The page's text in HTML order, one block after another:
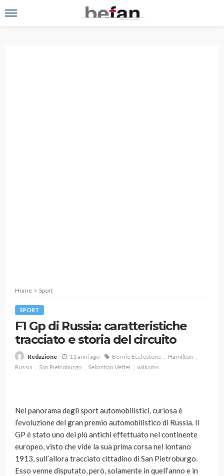
Home Sport
SPORT
F1 Gp di Russia: caratteristiche
tracciato e storia del circuito
Redazione 11 anni ago Bernie Ecclestone
Hamilton
Russia
San Pietroburgo Sebastian Vettel williams
Nel panorama degli sport automobilistici, curiosa è
l’evoluzione del gran premio automobilistico di Russia. Il
GP è stato uno dei più antichi effettuato nel continente
europeo, visto che vide la sua prima corsa nel lontano
1913, sull’allora tracciato cittadino di San Pietroburgo.
Esso venne disputato, però, solamente in quell’anno e in